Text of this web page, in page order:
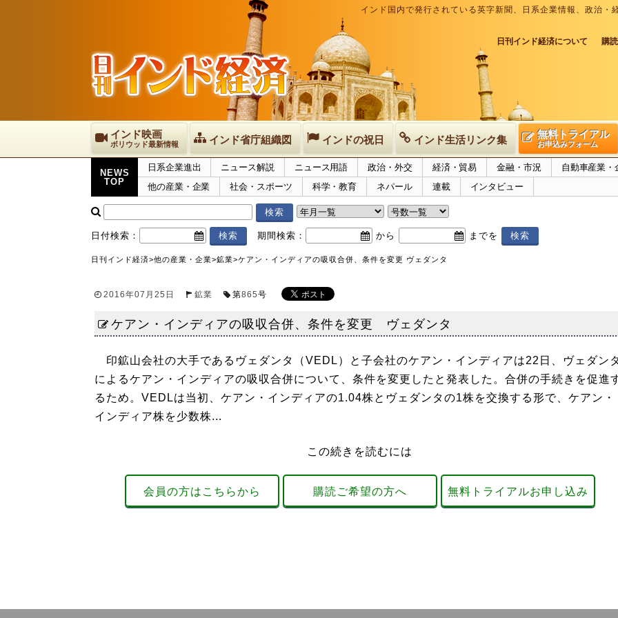
インド国内で発行されている英字新聞、日系企業情報、政治
日刊インド経済について 購
インド映画
ボリウッド最新情報 インド省庁組織図 インドの祝日 インド生活リンク集 無料トライアル
お申込みフォーム
NEWS
TOP
日系企業進出 ニュース解説 ニュース用語 政治・外交 経済・貿易 金融・市況
自動車産業・
他の産業・企業
社会・スポーツ 科学・教育 ネパール 連載 インタビュー
日付検索： 期間検索： から までを
日刊インド経済>他の産業・企業>鉱業>ケアン・インディアの吸収合併、条件を変更 ヴェダンタ
2016年07月25日 鉱業 第865号
ケアン・インディアの吸収合併、条件を変更 ヴェダンタ
印鉱山会社の大手であるヴェダンタ（VEDL）と子会社のケアン・インディアは22日、ヴェダン
によるケアン・インディアの吸収合併について、条件を変更したと発表した。合併の手続きを促進
るため。VEDLは当初、ケアン・インディアの1.04株とヴェダンタの1株を交換する形で、ケアン・
インディア株を少数株...
この続きを読むには
会員の方はこちらから 購読ご希望の方へ 無料トライアルお申し込み